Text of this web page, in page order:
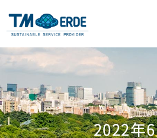
事業内容
取扱製品
2022年